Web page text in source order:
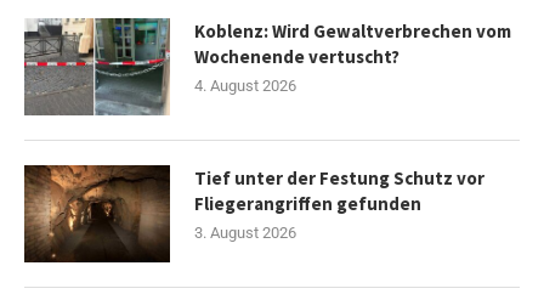
Koblenz: Wird Gewaltverbrechen vom
Wochenende vertuscht?
4. August 2026
Tief unter der Festung Schutz vor
Fliegerangriffen gefunden
3. August 2026